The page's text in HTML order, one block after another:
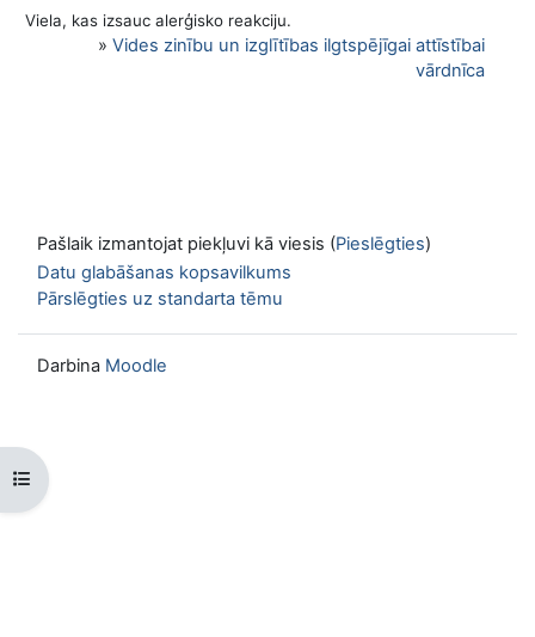
Atvērt kursu indeksu
Viela, kas izsauc alerģisko reakciju.
» Vides zinību un izglītības ilgtspējīgai attīstībai
vārdnīca
Pašlaik izmantojat piekļuvi kā viesis (Pieslēgties)
Datu glabāšanas kopsavilkums
Pārslēgties uz standarta tēmu
Darbina Moodle